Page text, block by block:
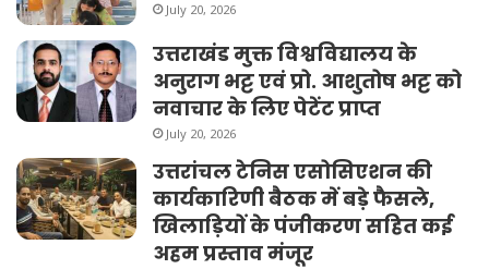
July 20, 2026
उत्तराखंड मुक्त विश्वविद्यालय के
अनुराग भट्ट एवं प्रो. आशुतोष भट्ट को
नवाचार के लिए पेटेंट प्राप्त
July 20, 2026
उत्तरांचल टेनिस एसोसिएशन की
कार्यकारिणी बैठक में बड़े फैसले,
खिलाड़ियों के पंजीकरण सहित कई
अहम प्रस्ताव मंजूर